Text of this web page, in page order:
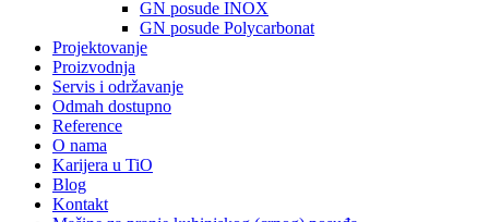
GN posude INOX
GN posude Polycarbonat
Projektovanje
Proizvodnja
Servis i održavanje
Odmah dostupno
Reference
O nama
Karijera u TiO
Blog
Kontakt